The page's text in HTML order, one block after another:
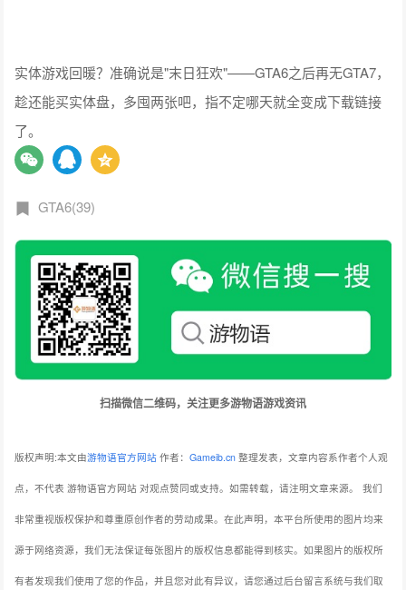
实体游戏回暖？准确说是"末日狂欢"——GTA6之后再无GTA7，
趁还能买实体盘，多囤两张吧，指不定哪天就全变成下载链接
了。
GTA6(39)
扫描微信二维码，关注更多游物语游戏资讯
版权声明:本文由游物语官方网站 作者：Gameib.cn 整理发表，文章内容系作者个人观
点，不代表 游物语官方网站 对观点赞同或支持。如需转载，请注明文章来源。 我们
非常重视版权保护和尊重原创作者的劳动成果。在此声明，本平台所使用的图片均来
源于网络资源，我们无法保证每张图片的版权信息都能得到核实。如果图片的版权所
有者发现我们使用了您的作品，并且您对此有异议，请您通过后台留言系统与我们取